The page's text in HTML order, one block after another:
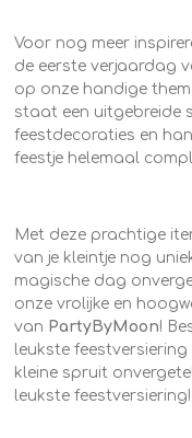
Voor nog meer
de eerste verjaardag
op onze handige
staat een uitgebreide
feestdecoraties en
feestje helemaal
Met deze prachtige
van je kleintje nog
magische dag
onze vrolijke en
van PartyByMoon!
leukste
kleine spruit
leukste feestversiering!